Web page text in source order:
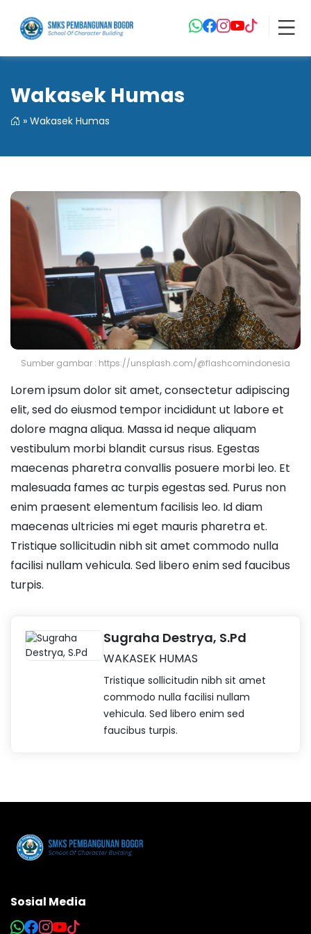
Wakasek Humas
» Wakasek Humas
Sumber gambar : https://unsplash.com/@flashcomindonesia
Lorem ipsum dolor sit amet, consectetur adipiscing
elit, sed do eiusmod tempor incididunt ut labore et
dolore magna aliqua. Massa id neque aliquam
vestibulum morbi blandit cursus risus. Egestas
maecenas pharetra convallis posuere morbi leo. Et
malesuada fames ac turpis egestas sed. Purus non
enim praesent elementum facilisis leo. Id diam
maecenas ultricies mi eget mauris pharetra et.
Tristique sollicitudin nibh sit amet commodo nulla
facilisi nullam vehicula. Sed libero enim sed faucibus
turpis.
Sugraha Destrya, S.Pd
WAKASEK HUMAS
Tristique sollicitudin nibh sit amet
commodo nulla facilisi nullam
vehicula. Sed libero enim sed
faucibus turpis.
Sosial Media